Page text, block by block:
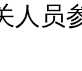
人员